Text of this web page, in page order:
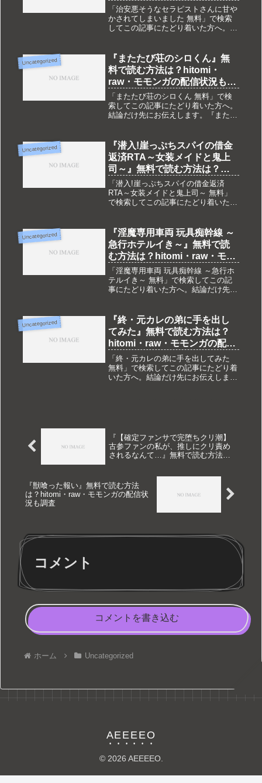
hitomi・raw・モモンガの配信
状況も調査
「治安悪そうなセラピストさんに甘や
かされてしまいました 無料」で検索
してこの記事にたどり着いた方へ。結
まいました』は現在DLsite独占配信で
す。hitomi・raw・モモ...
Uncategorized
『またたび荘のシロくん』無
料で読む方法は？hitomi・
raw・モモンガの配信状況も調
査
「またたび荘のシロくん 無料」で検
索してこの記事にたどり着いた方へ。
結論だけ先にお伝えします。『またた
pdf・zipなどでは配信されておらず、
完全無料で読める合...
Uncategorized
『潜入!崖っぷちスパイの借金
返済RTA～女装メイドと鬼上
司～』無料で読む方法は？
hitomi・raw・モモンガの配信
状況も調査
「潜入!崖っぷちスパイの借金返済
RTA～女装メイドと鬼上司～ 無料」
で検索してこの記事にたどり着いた方
女装メイドと鬼上司～』は現在DLsite
独占配信です。hitomi・...
Uncategorized
『淫魔専用車両 玩具痴幹線 ～
急行ホテルイき～』無料で読
む方法は？hitomi・raw・モモ
ンガの配信状況も調査
「淫魔専用車両 玩具痴幹線 ～急行ホ
テルイき～ 無料」で検索してこの記
事にたどり着いた方へ。結論だけ先に
DLsite独占配信です。hitomi・raw・モ
モンガ・pdf・z...
Uncategorized
『終・元カレの弟に手を出し
てみた』無料で読む方法は？
hitomi・raw・モモンガの配信
状況も調査
「終・元カレの弟に手を出してみた
無料」で検索してこの記事にたどり着
いた方へ。結論だけ先にお伝えしま
『【確定ファンサで完堕ちクリ潮】
古参ファンの私が、推しにクリ責め
されるなんて…』無料で読む方法
『獣喰った報い』無料で読む方法
は？hitomi・raw・モモンガの配信状
況も調査
コメント
コメントを書き込む
ホーム Uncategorized
AEEEEO
© 2026 AEEEEO.